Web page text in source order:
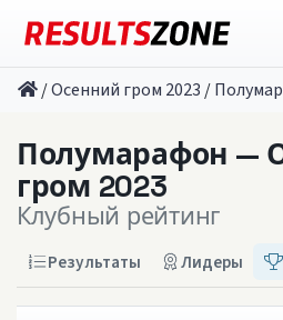
/Осенний гром 2023 /
Полумарафон —
гром 2023
Клубный рейтинг
Результаты Лидеры